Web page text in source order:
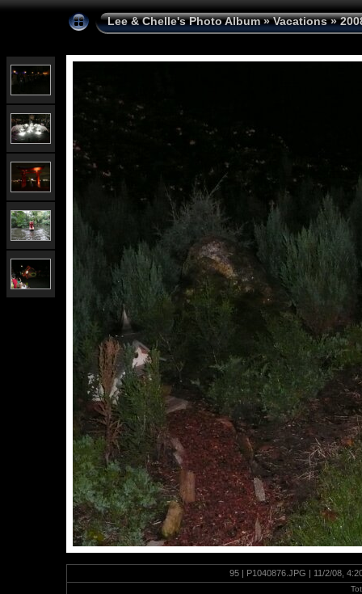
Lee & Chelle's Photo Album»Vacations»
95 | P1040876.JPG | 11/2/08,